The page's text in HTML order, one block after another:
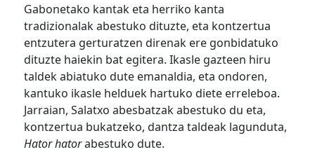
Gabonetako kantak eta herriko kanta
tradizionalak abestuko dituzte, eta kontzertua
entzutera gerturatzen direnak ere gonbidatuko
dituzte haiekin bat egitera. Ikasle gazteen hiru
taldek abiatuko dute emanaldia, eta ondoren,
kantuko ikasle helduek hartuko diete erreleboa.
Jarraian, Salatxo abesbatzak abestuko du eta,
kontzertua bukatzeko, dantza taldeak lagunduta,
Hator hatorabestuko dute.